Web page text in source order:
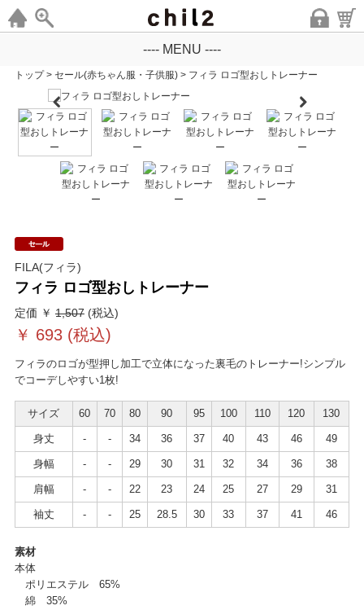
---- MENU ----
トップ > セール(赤ちゃん服・子供服) > フィラ ロゴ型おしトレーナー
FILA(フィラ)
フィラ ロゴ型おしトレーナー
定価 ￥ 1,507(税込)
￥ 693(税込)
フィラのロゴが型押し加工で立体になった裏毛のトレーナー!シンプル
でコーデしやすい1枚!
サイズ 60 70 80 90 95 100 110 120 130
身丈 - - 34 36 37 40 43 46 49
身幅 - - 29 30 31 32 34 36 38
肩幅 - - 22 23 24 25 27 29 31
袖丈 - - 25 28.5 30 33 37 41 46
素材
本体
ポリエステル 65%
綿 35%